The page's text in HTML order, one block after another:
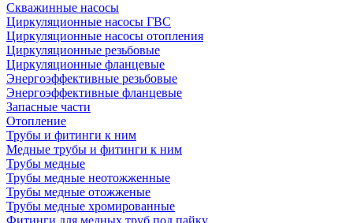
Скважинные насосы
Циркуляционные насосы ГВС
Циркуляционные насосы отопления
Циркуляционные резьбовые
Циркуляционные фланцевые
Энергоэффективные резьбовые
Энергоэффективные фланцевые
Запасные части
Отопление
Трубы и фитинги к ним
Медные трубы и фитинги к ним
Трубы медные
Трубы медные неотожженные
Трубы медные отожженые
Трубы медные хромированные
Фитинги для медных труб под пайку